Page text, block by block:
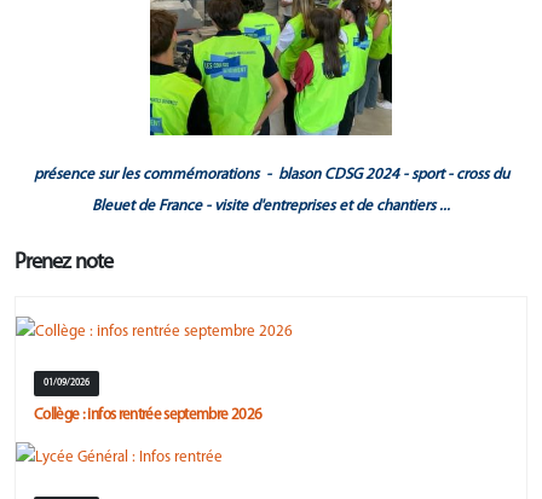
présence sur les commémorations - blason CDSG 2024 - sport - cross du
Bleuet de France - visite d'entreprises et de chantiers ...
Prenez note
01/09/2026
Collège : infos rentrée septembre 2026